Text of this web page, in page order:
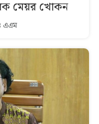
মেয়র খোকন
এএম